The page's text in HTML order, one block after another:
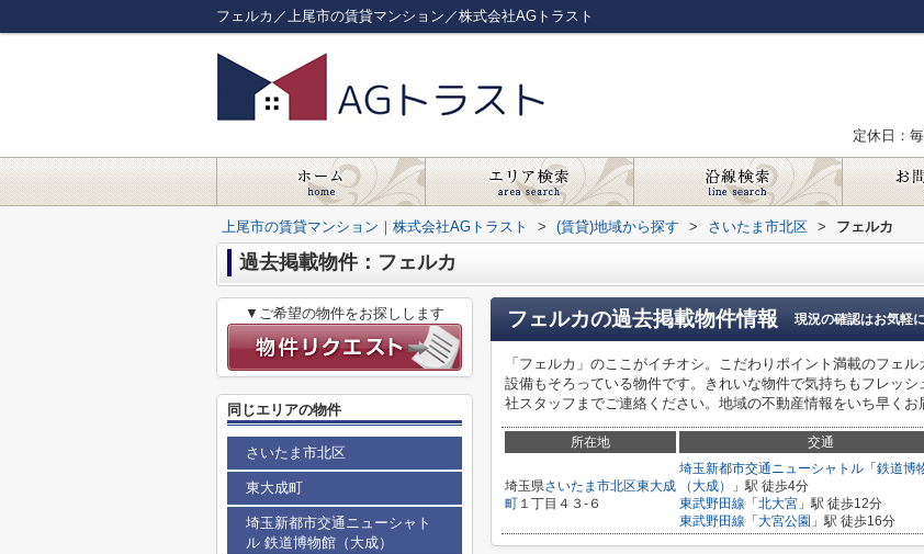
フェルカ／上尾市の賃貸マンション／株式会社AGトラスト
定休日：
上尾市の賃貸マンション｜株式会社AGトラスト > (賃貸)地域から探す > さいたま市北区 > フェルカ
過去掲載物件：フェルカ
フェルカの過去掲載物件情報 現況の確認はお気軽
「フェルカ」のここがイチオシ。こだわりポイント満載のフェ
設備もそろっている物件です。きれいな物件で気持ちもフレッ
社スタッフまでご連絡ください。地域の不動産情報をいち早くお
所在地 交通
埼玉県さいたま市北区東大成
町 １丁目４３-６
埼玉新都市交通ニューシャトル 「 鉄道博
（大成）
」駅 徒歩4分
東武野田線 「 北大宮 」駅 徒歩12分
東武野田線 「 大宮公園 」駅 徒歩16分
▼ご希望の物件をお探しします
同じエリアの物件
さいたま市北区
東大成町
埼玉新都市交通ニューシャト
ル 鉄道博物館（大成）